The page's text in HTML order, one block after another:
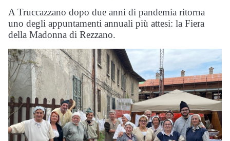
A Truccazzano dopo due anni di pandemia ritorna
uno degli appuntamenti annuali più attesi: la Fiera
della Madonna di Rezzano.